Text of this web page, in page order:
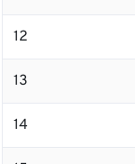
12
13
14